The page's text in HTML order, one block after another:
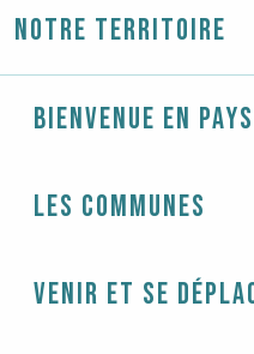
Notre territoire
Bienvenue en
Les communes
Venir et se
Marie-Lise Le
et Daniel
29120 Combrit